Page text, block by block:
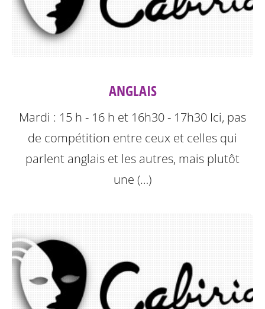
ANGLAIS
Mardi : 15 h - 16 h et 16h30 - 17h30 Ici, pas
de compétition entre ceux et celles qui
parlent anglais et les autres, mais plutôt
une (…)